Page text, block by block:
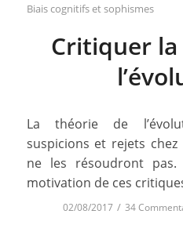
Biais cognitifs et sophismes
Critiquer
La théorie de
suspicions et rejets
ne les résoudront
motivation de ces
02/08/2017 / 34